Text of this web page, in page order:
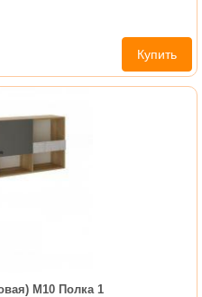
Купить
М10 Полка 1